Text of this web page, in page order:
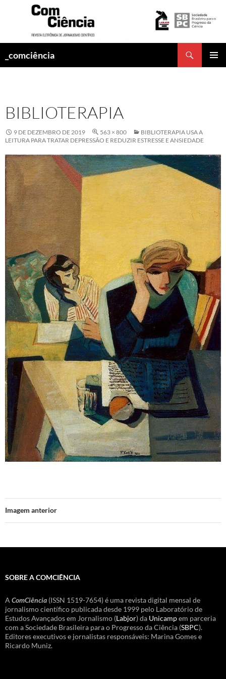
_comciência
BIBLIOTERAPIA
9 DE DEZEMBRO DE 2019 563 × 800
BIBLIOTERAPIA USA A
LEITURA PARA TRATAR DEPRESSÃO E REDUZIR ESTRESSE E ANSIEDADE
Imagem anterior
SOBRE A COMCIÊNCIA
A ComCiência (ISSN 1519-7654) é uma revista digital mensal de
jornalismo científico publicada desde 1999 pelo Laboratório de
Estudos Avançados em Jornalismo (Labjor) da Unicampem parceria
com a Sociedade Brasileira para o Progresso da Ciência (SBPC).
Editores executivos e jornalistas responsáveis: Marina Gomes e
Ricardo Muniz.